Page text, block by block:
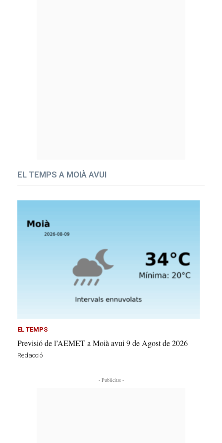
EL TEMPS A MOIÀ AVUI
EL TEMPS
Previsió de l’AEMET a Moià avui 9 de Agost de 2026
Redacció
- Publicitat -